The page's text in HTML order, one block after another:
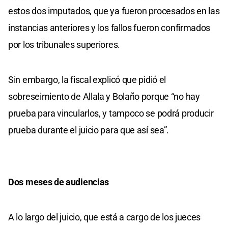
estos dos imputados, que ya fueron procesados en las
instancias anteriores y los fallos fueron confirmados
por los tribunales superiores.
Sin embargo, la fiscal explicó que pidió el
sobreseimiento de Allala y Bolaño porque “no hay
prueba para vincularlos, y tampoco se podrá producir
prueba durante el juicio para que así sea”.
Dos meses de audiencias
A lo largo del juicio, que está a cargo de los jueces